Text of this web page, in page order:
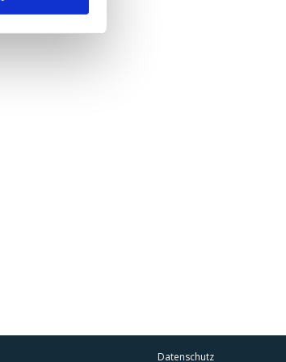
Datenschutz